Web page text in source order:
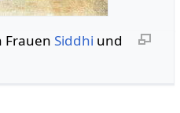
Frauen Siddhi und